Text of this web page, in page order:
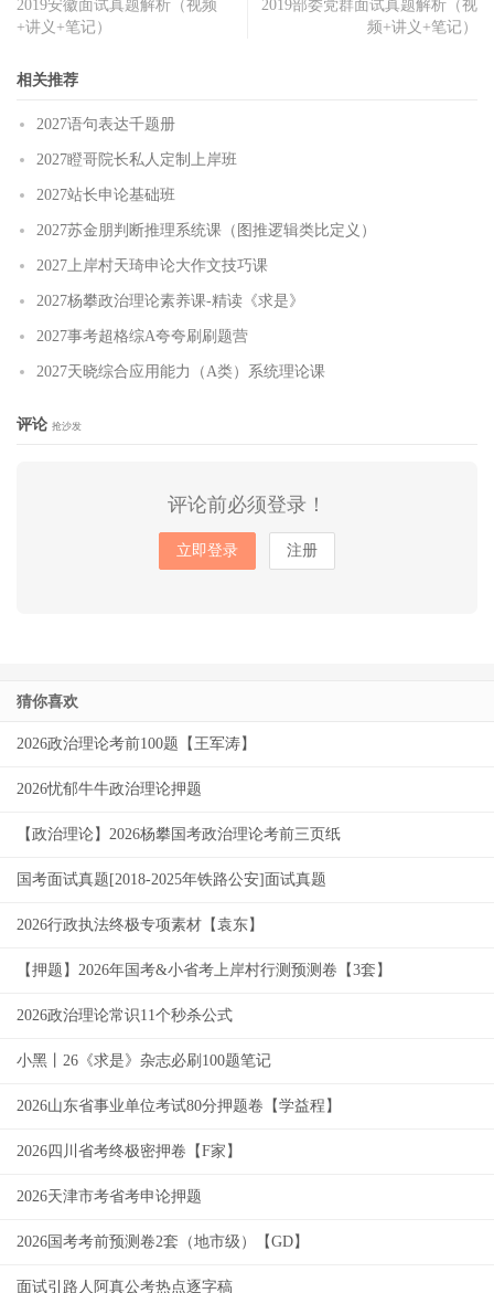
2019安徽面试真题解析（视频
+讲义+笔记）
2019部委党群面试真题解析（视
频+讲义+笔记）
相关推荐
2027语句表达千题册
2027瞪哥院长私人定制上岸班
2027站长申论基础班
2027苏金朋判断推理系统课（图推逻辑类比定义）
2027上岸村天琦申论大作文技巧课
2027杨攀政治理论素养课-精读《求是》
2027事考超格综A夸夸刷刷题营
2027天晓综合应用能力（A类）系统理论课
评论 抢沙发
评论前必须登录！
立即登录 注册
猜你喜欢
2026政治理论考前100题【王军涛】
2026忧郁牛牛政治理论押题
【政治理论】2026杨攀国考政治理论考前三页纸
国考面试真题[2018-2025年铁路公安]面试真题
2026行政执法终极专项素材【袁东】
【押题】2026年国考&小省考上岸村行测预测卷【3套】
2026政治理论常识11个秒杀公式
小黑丨26《求是》杂志必刷100题笔记
2026山东省事业单位考试80分押题卷【学益程】
2026四川省考终极密押卷【F家】
2026天津市考省考申论押题
2026国考考前预测卷2套（地市级）【GD】
面试引路人阿真公考热点逐字稿